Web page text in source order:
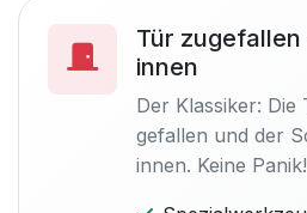
Tür zugefallen
innen
Der Klassiker: Die
gefallen und der
innen. Keine Panik!